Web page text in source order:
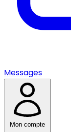
Messages
Mon compte